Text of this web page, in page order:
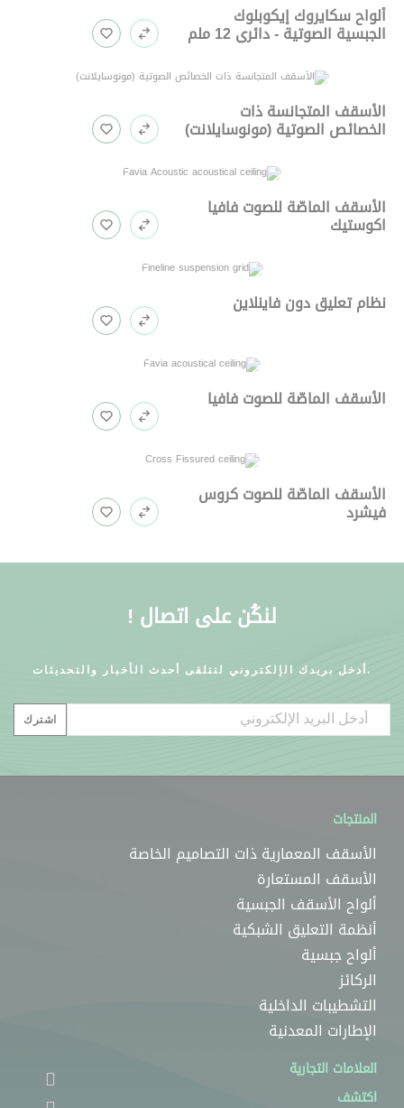
ألواح سكايروك إيكوبلوك
الجبسية الصوتية - دائري 12 ملم
الأسقف المتجانسة ذات
الخصائص الصوتية (مونوسايلانت)
الأسقف الماصّة للصوت فافيا
اكوستيك
نظام تعليق دون فاينلاين
الأسقف الماصّة للصوت فافيا
الأسقف الماصّة للصوت كروس
فيشرد
لنكُن على اتصال !
أدخل بريدك الإلكتروني لتتلقى أحدث الأخبار والتحديثات.
اشترك Email
المنتجات
الأسقف المعمارية ذات التصاميم الخاصة
الأسقف المستعارة
ألواح الأسقف الجبسية
أنظمة التعليق الشبكية
ألواح جبسية
الركائز
التشطيبات الداخلية
الإطارات المعدنية
العلامات التجارية
اكتشف